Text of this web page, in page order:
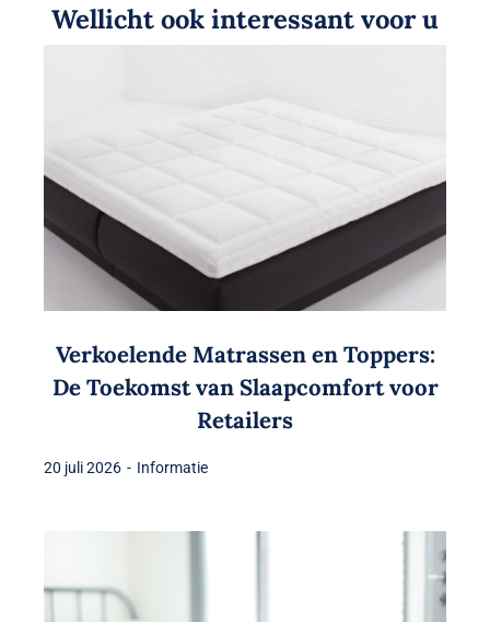
Wellicht ook interessant voor u
Verkoelende Matrassen en Toppers:
De Toekomst van Slaapcomfort voor
Retailers
20 juli 2026 - Informatie